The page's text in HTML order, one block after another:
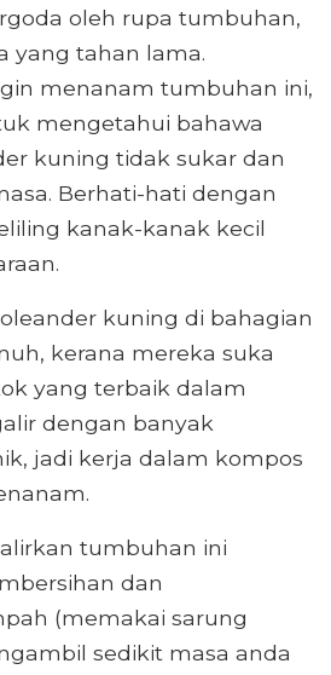
oleh rupa tumbuhan,
yang tahan lama.
menanam tumbuhan ini,
mengetahui bahawa
kuning tidak sukar dan
Berhati-hati dengan
kanak-kanak kecil
kuning di bahagian
kerana mereka suka
yang terbaik dalam
dengan banyak
jadi kerja dalam kompos
tumbuhan ini
dan
(memakai sarung
sedikit masa anda